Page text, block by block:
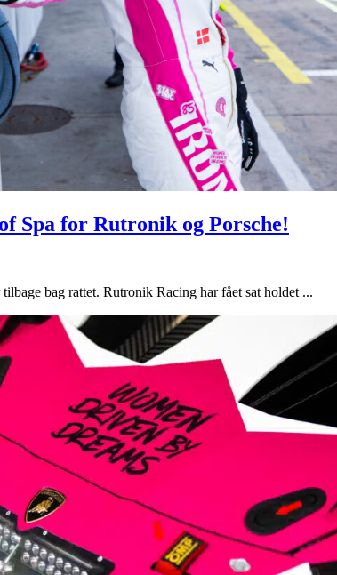
Spa for Rutronik og Porsche!
bag rattet. Rutronik Racing har fået sat holdet ...